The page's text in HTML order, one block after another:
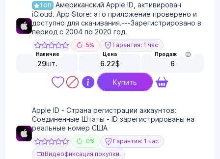
ТОП
Американский Apple ID, активирован
iCloud. App Store: это приложение проверено и
доступно для скачивания.---Зарегистрировано в
период с 2004 по 2020 год.
5% Гарантия: 1 час
Наличие
29шт.
Цена
6.22$
Продаж
6
Купить
Apple ID - Страна регистрации аккаунтов:
Соединенные Штаты - ID зарегистрированы на
реальные номер США
0%
Гарантия: 1 час
Видеофиксация покупки